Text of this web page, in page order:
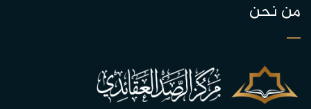
من نحن